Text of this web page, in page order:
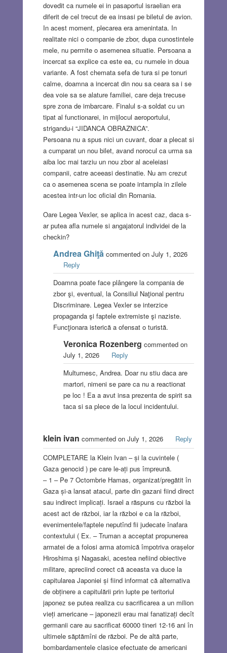
dovedit ca numele ei in pasaportul israelian era
diferit de cel trecut de ea insasi pe biletul de avion.
In acest moment, plecarea era amenintata. In
realitate nici o companie de zbor, dupa cunostintele
mele, nu permite o asemenea situatie. Persoana a
incercat sa explice ca este ea, cu numele in doua
variante. A fost chemata sefa de tura si pe tonuri
calme, doamna a incercat din nou sa ceara sa i se
dea voie sa se alature familiei, care deja trecuse
spre zona de imbarcare. Finalul s-a soldat cu un
tipat al functionarei, in mijlocul aeroportului,
strigandu-i “JIDANCA OBRAZNICA”.
Persoana nu a spus nici un cuvant, doar a plecat si
a cumparat un nou bilet, avand norocul ca urma sa
aiba loc mai tarziu un nou zbor al aceleiasi
companii, catre aceeasi destinatie. Nu am crezut
ca o asemenea scena se poate intampla in zilele
acestea intr-un loc oficial din Romania.
Oare Legea Vexler, se aplica in acest caz, daca s-
ar putea afla numele si angajatorul individei de la
checkin?
Andrea Ghiţăcommented on July 1, 2026
Reply
Doamna poate face plângere la compania de
zbor şi, eventual, la Consiliul Naţional pentru
Discriminare. Legea Vexler se interzice
propaganda şi faptele extremiste şi naziste.
Funcţionara isterică a ofensat o turistă.
Veronica Rozenberg commented on
July 1, 2026
Reply
Multumesc, Andrea. Doar nu stiu daca are
martori, nimeni se pare ca nu a reactionat
pe loc ! Ea a avut insa prezenta de spirit sa
taca si sa plece de la locul incidentului.
klein ivan commented on July 1, 2026
Reply
COMPLETARE la Klein Ivan – și la cuvintele (
Gaza genocid ) pe care le-ați pus împreună.
– 1 – Pe 7 Octombrie Hamas, organizat/pregătit în
Gaza și-a lansat atacul, parte din gazani fiind direct
sau indirect implicați. Israel a răspuns cu război la
acest act de război, iar la război e ca la război,
evenimentele/faptele neputînd fii judecate înafara
contextului ( Ex. – Truman a acceptat propunerea
armatei de a folosi arma atomică împotriva orașelor
Hiroshima și Nagasaki, acestea nefiind obiective
militare, apreciind corect că aceasta va duce la
capitularea Japoniei și fiind informat că alternativa
de obținere a capitulării prin lupte pe teritoriul
japonez se putea realiza cu sacrificarea a un milion
vieți americane – japonezii erau mai fanatizați decît
germanii care au sacrificat 60000 tineri 12-16 ani în
ultimele săptămîni de război. Pe de altă parte,
bombardamentele clasice efectuate de americani